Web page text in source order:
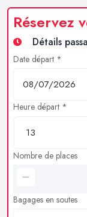
Réservez
Détails
Date départ *
Heure départ *
Nombre de places
Bagages en soutes